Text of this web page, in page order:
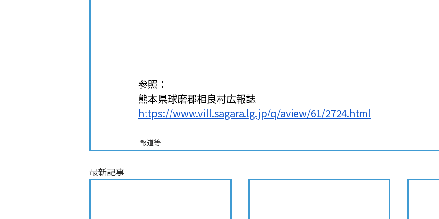
参照：
熊本県球磨郡相良村広報誌
https://www.vill.sagara.lg.jp/q/aview/61/2724.html
報道等
最新記事